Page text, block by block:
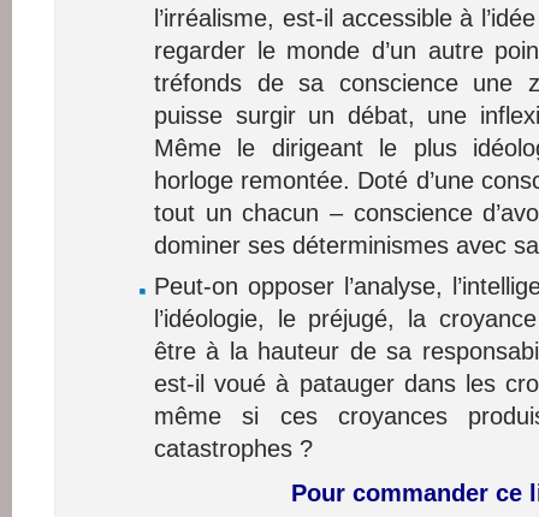
l’irréalisme, est-il accessible à
regarder le monde d’un autre
tréfonds de sa conscience une
puisse surgir un débat, une
Même le dirigeant le plus
horloge remontée. Doté d’une
tout un chacun – conscience
dominer ses déterminismes avec
Peut-on opposer l’analyse,
l’idéologie, le préjugé, la
être à la hauteur de sa
est-il voué à patauger dans les
même si ces croyances
catastrophes ?
Pour commander ce